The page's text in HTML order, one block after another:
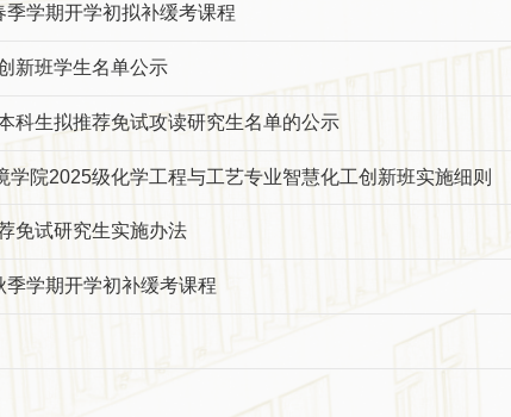
学期开学初拟补缓考课程
新班学生名单公示
科生拟推荐免试攻读研究生名单的公示
院2025级化学工程与工艺专业智慧化工创新班实施细则
免试研究生实施办法
学期开学初补缓考课程